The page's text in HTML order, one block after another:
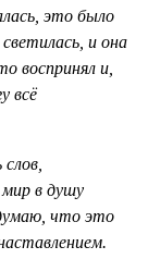
это было
и она
воспринял и,
всё
в душу
что это